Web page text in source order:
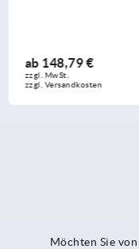
Möchten Sie